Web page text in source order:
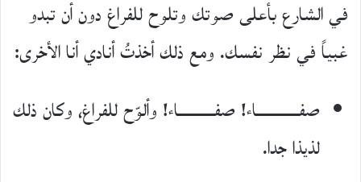
في الشارع بأعلى صوتك وتلوح للفراغ دون أن تبدو
غبياً في نظر نفسك. ومع ذلك أخذتُ أنادي أنا اﻷخرى:
صفـــــــــــــاء! صفـــــــــــاء! وألوّح للفراغ، وكان ذلك
لذيذا جدا.